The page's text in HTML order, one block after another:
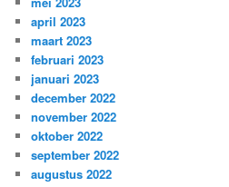
april 2023
maart 2023
februari 2023
januari 2023
december 2022
november 2022
oktober 2022
september 2022
augustus 2022